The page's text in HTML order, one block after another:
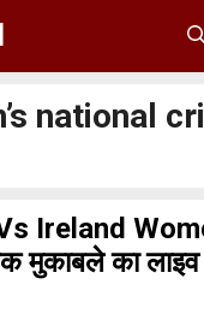
national
Ireland
मुकाबले का